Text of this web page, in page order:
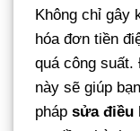
Không chỉ gây
hóa đơn tiền
quá công
này sẽ giúp
pháp sửa điều